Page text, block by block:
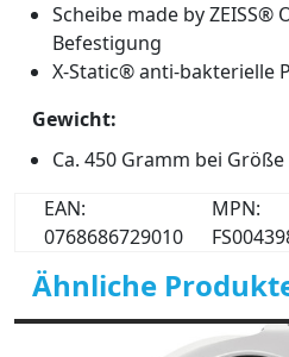
Scheibe made by ZEISS®
Befestigung
X-Static® anti-bakterielle
Gewicht:
Ca. 450 Gramm bei
EAN:
0768686729010
MPN:
Ähnliche